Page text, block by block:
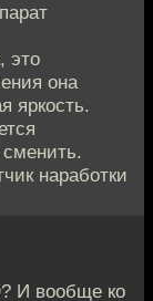
это
она
яркость.
наработки
И вообще ко